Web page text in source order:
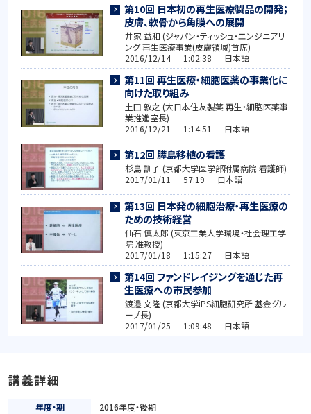
第10回 日本初の再生医療製品の開発；
皮膚、軟骨から角膜への展開
井家 益和 (ジャパン・ティッシュ・エンジニアリ
ング 再生医療事業(皮膚領域)首席)
2016/12/14 1:02:38 日本語
第11回 再生医療・細胞医薬の事業化に
向けた取り組み
土田 敦之 (大日本住友製薬 再生・細胞医薬事
業推進室長)
2016/12/21 1:14:51 日本語
第12回 膵島移植の看護
杉島 訓子 (京都大学医学部附属病院 看護師)
2017/01/11 57:19 日本語
第13回 日本発の細胞治療・再生医療の
ための技術経営
仙石 慎太郎 (東京工業大学環境・社会理工学
院 准教授)
2017/01/18 1:15:27 日本語
第14回 ファンドレイジングを通じた再
生医療への市民参加
渡邉 文隆 (京都大学iPS細胞研究所 基金グル
ープ長)
2017/01/25 1:09:48 日本語
講義詳細
年度・期 2016年度・後期